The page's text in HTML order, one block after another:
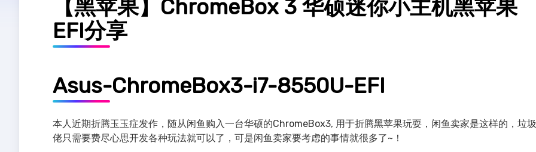
【黑苹果】ChromeBox 3 华硕迷你小主机黑苹果
EFI分享
Asus-ChromeBox3-i7-8550U-EFI
本人近期折腾玉玉症发作，随从闲鱼购入一台华硕的ChromeBox3, 用于折腾黑苹果玩耍，闲鱼卖家是这样的，垃圾
佬只需要费尽心思开发各种玩法就可以了，可是闲鱼卖家要考虑的事情就很多了~！